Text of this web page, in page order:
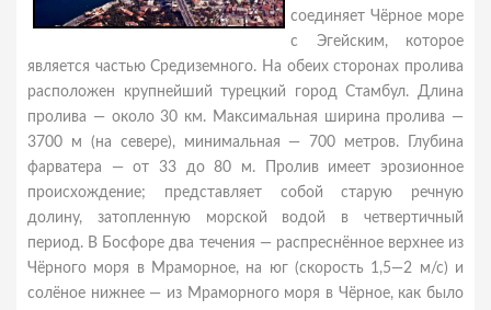
соединяет Чёрное море
с Эгейским, которое
является частью Средиземного. На обеих сторонах пролива
расположен крупнейший турецкий город Стамбул. Длина
пролива — около 30 км. Максимальная ширина пролива —
3700 м (на севере), минимальная — 700 метров. Глубина
фарватера — от 33 до 80 м. Пролив имеет эрозионное
происхождение; представляет собой старую речную
долину, затопленную морской водой в четвертичный
период. В Босфоре два течения — распреснённое верхнее из
Чёрного моря в Мраморное, на юг (скорость 1,5—2 м/с) и
солёное нижнее — из Мраморного моря в Чёрное, как было